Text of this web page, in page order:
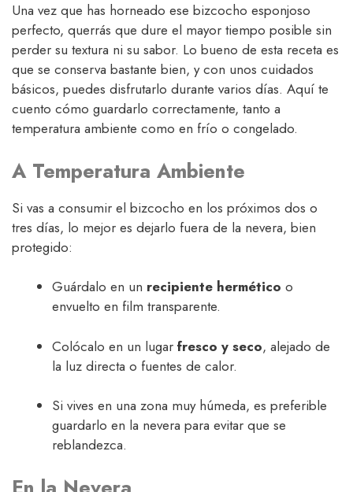
Una vez que has horneado ese bizcocho esponjoso
perfecto, querrás que dure el mayor tiempo posible sin
perder su textura ni su sabor. Lo bueno de esta receta es
que se conserva bastante bien, y con unos cuidados
básicos, puedes disfrutarlo durante varios días. Aquí te
cuento cómo guardarlo correctamente, tanto a
temperatura ambiente como en frío o congelado.
A Temperatura Ambiente
Si vas a consumir el bizcocho en los próximos dos o
tres días, lo mejor es dejarlo fuera de la nevera, bien
protegido:
Guárdalo en un recipiente hermético o
envuelto en film transparente.
Colócalo en un lugar fresco y seco, alejado de
la luz directa o fuentes de calor.
Si vives en una zona muy húmeda, es preferible
guardarlo en la nevera para evitar que se
reblandezca.